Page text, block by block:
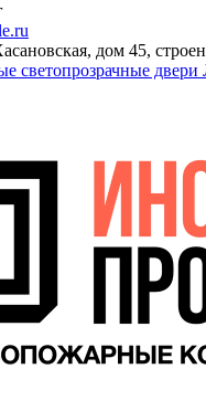
дом 45,
светопрозрачные двери